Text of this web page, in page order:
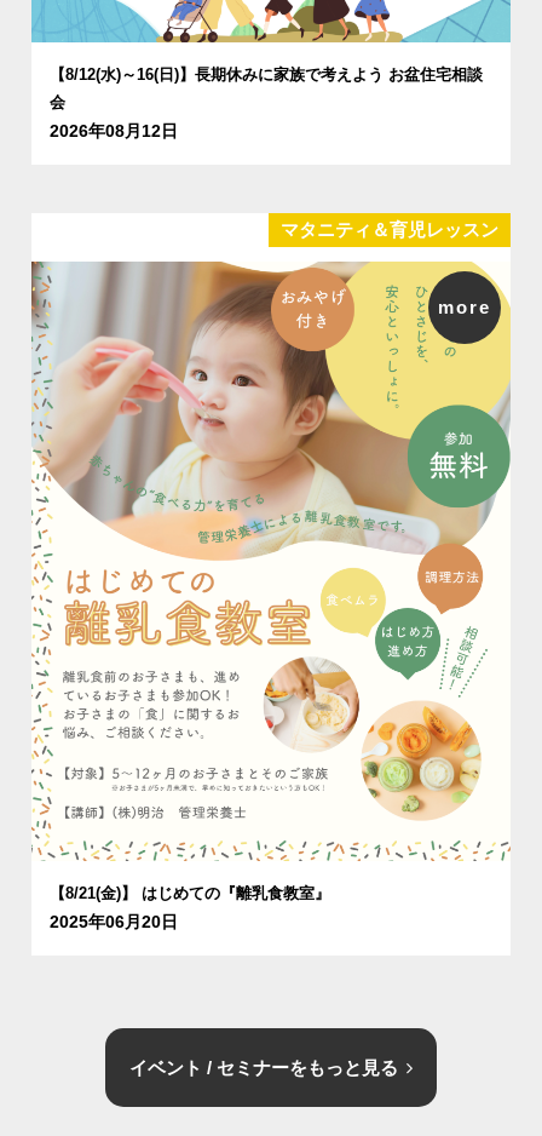
【8/12(水)～16(日)】長期休みに家族で考えよう お盆住宅相談
会
2026年08月12日
マタニティ＆育児レッスン
【8/21(金)】 はじめての『離乳食教室』
2025年06月20日
more
イベント / セミナーをもっと見る